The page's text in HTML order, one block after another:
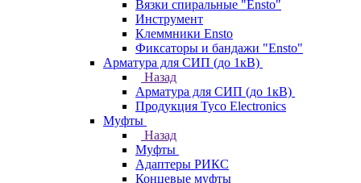
Вязки спиральные "Ensto"
Инструмент
Клеммники Ensto
Фиксаторы и бандажи "Ensto"
Арматура для СИП (до 1кВ)
Назад
Арматура для СИП (до 1кВ)
Продукция Tyco Electronics
Муфты
Назад
Муфты
Адаптеры РИКС
Концевые муфты